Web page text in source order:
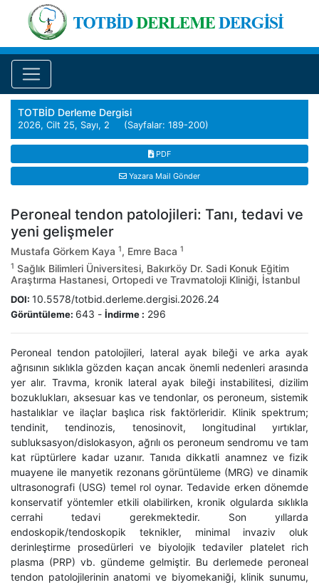
TOTBİD Derleme Dergisi
2026, Cilt 25, Sayı, 2 (Sayfalar: 189-200)
PDF
Yazara Mail Gönder
Peroneal tendon patolojileri: Tanı, tedavi ve
yeni gelişmeler
Mustafa Görkem Kaya 1, Emre Baca 1
1 Sağlık Bilimleri Üniversitesi, Bakırköy Dr. Sadi Konuk Eğitim
Araştırma Hastanesi, Ortopedi ve Travmatoloji Kliniği, İstanbul
DOI: 10.5578/totbid.derleme.dergisi.2026.24
Görüntüleme: 643 - İndirme : 296
Peroneal tendon patolojileri, lateral ayak bileği ve arka ayak
ağrısının sıklıkla gözden kaçan ancak önemli nedenleri arasında
yer alır. Travma, kronik lateral ayak bileği instabilitesi, dizilim
bozuklukları, aksesuar kas ve tendonlar, os peroneum, sistemik
hastalıklar ve ilaçlar başlıca risk faktörleridir. Klinik spektrum;
tendinit, tendinozis, tenosinovit, longitudinal yırtıklar,
subluksasyon/dislokasyon, ağrılı os peroneum sendromu ve tam
kat rüptürlere kadar uzanır. Tanıda dikkatli anamnez ve fizik
muayene ile manyetik rezonans görüntüleme (MRG) ve dinamik
ultrasonografi (USG) temel rol oynar. Tedavide erken dönemde
konservatif yöntemler etkili olabilirken, kronik olgularda sıklıkla
cerrahi tedavi gerekmektedir. Son yıllarda
endoskopik/tendoskopik teknikler, minimal invaziv oluk
derinleştirme prosedürleri ve biyolojik tedaviler platelet rich
plasma (PRP) vb. gündeme gelmiştir. Bu derlemede peroneal
tendon patolojilerinin anatomi ve biyomekaniği, klinik sunumu,